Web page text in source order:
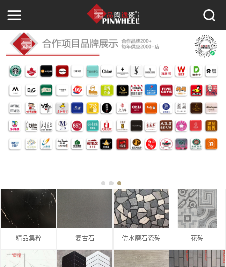
精品集粹 复古石 仿水磨石瓷砖 花砖